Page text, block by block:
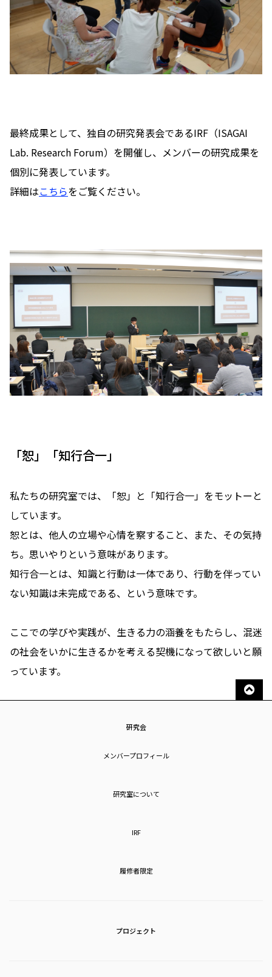
最終成果として、独自の研究発表会であるIRF（ISAGAI
Lab. Research Forum）を開催し、メンバーの研究成果を
個別に発表しています。
詳細はこちらをご覧ください。
「恕」「知行合一」
私たちの研究室では、「恕」と「知行合一」をモットーと
しています。
恕とは、他人の立場や心情を察すること、また、その気持
ち。思いやりという意味があります。
知行合一とは、知識と行動は一体であり、行動を伴ってい
ない知識は未完成である、という意味です。
ここでの学びや実践が、生きる力の涵養をもたらし、混迷
の社会をいかに生きるかを考える契機になって欲しいと願
っています。
研究会
メンバープロフィール
研究室について
IRF
履修者限定
プロジェクト